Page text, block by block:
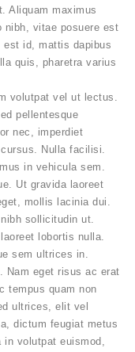
Aliquam maximus
nibh, vitae posuere est
est id, mattis dapibus
quis, pharetra varius
volutpat vel ut lectus.
pellentesque
nec, imperdiet
Nulla facilisi.
in vehicula sem.
Ut gravida laoreet
mollis lacinia dui.
sollicitudin ut.
lobortis nulla.
sem ultrices in.
Nam eget risus ac erat
tempus quam non
ultrices, elit vel
dictum feugiat metus
volutpat euismod,